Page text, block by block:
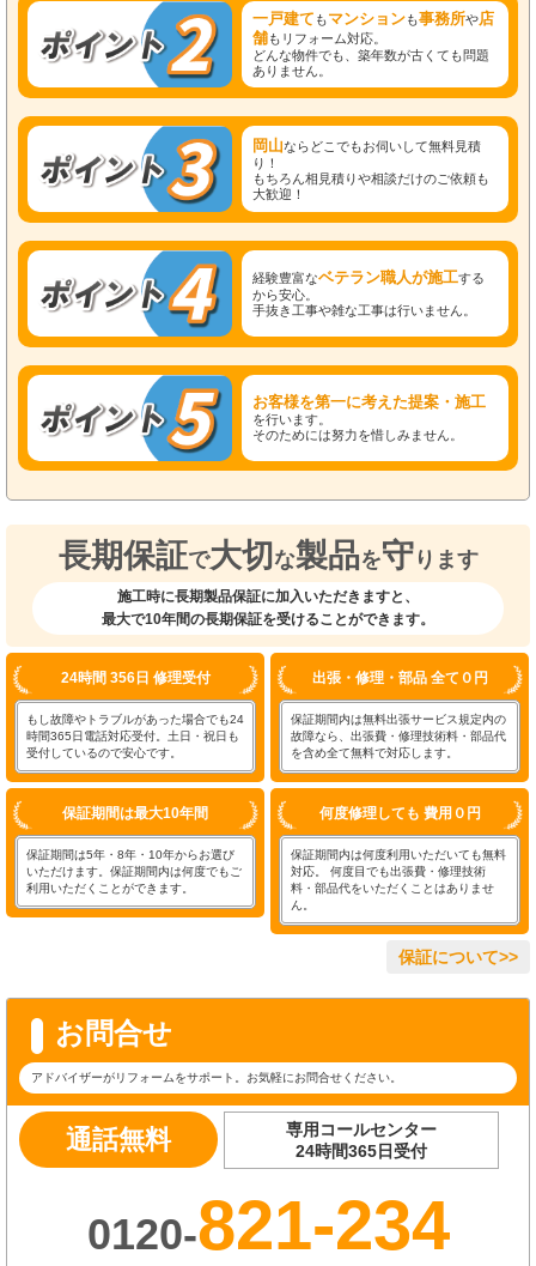
一戸建て もマンションも事務所や店
舗もリフォーム対応。
どんな物件でも、築年数が古くても問題
ありません。
岡山ならどこでもお伺いして無料見積
り！
もちろん相見積りや相談だけのご依頼も
大歓迎！
経験豊富なベテラン職人が施工する
から安心。
手抜き工事や雑な工事は行いません。
お客様を第一に考えた提案・施工
を行います。
そのためには努力を惜しみません。
長期保証で大切 な製品を守 ります
施工時に長期製品保証に加入いただきますと、
最大で10年間の長期保証を受けることができます。
24時間 356日 修理受付
もし故障やトラブルがあった場合でも24
時間365日電話対応受付。土日・祝日も
受付しているので安心です。
出張・修理・部品 全て０円
保証期間内は無料出張サービス規定内の
故障なら、出張費・修理技術料・部品代
を含め全て無料で対応します。
保証期間は最大10年間
保証期間は5年・8年・10年からお選び
いただけます。保証期間内は何度でもご
利用いただくことができます。
何度修理しても 費用０円
保証期間内は何度利用いただいても無料
対応。 何度目でも出張費・修理技術
料・部品代をいただくことはありませ
ん。
保証について>>
お問合せ
アドバイザーがリフォームをサポート。お気軽にお問合せください。
通話無料
専用コールセンター
24時間365日受付
0120-821-234